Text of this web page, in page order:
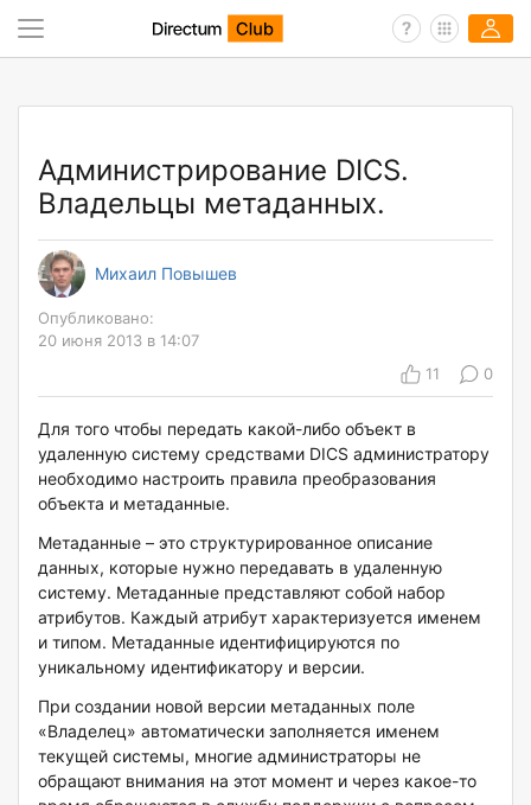
Администрирование DICS.
Владельцы метаданных.
Михаил Повышев
Опубликовано:
20 июня 2013 в 14:07
11
0
Для того чтобы передать какой-либо объект в
удаленную систему средствами DICS администратору
необходимо настроить правила преобразования
объекта и метаданные.
Метаданные – это структурированное описание
данных, которые нужно передавать в удаленную
систему. Метаданные представляют собой набор
атрибутов. Каждый атрибут характеризуется именем
и типом. Метаданные идентифицируются по
уникальному идентификатору и версии.
При создании новой версии метаданных поле
«Владелец» автоматически заполняется именем
текущей системы, многие администраторы не
обращают внимания на этот момент и через какое-то